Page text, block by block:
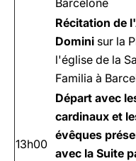
Barcelone
Récitation de
Domini sur la
l'église de la
Familia à
13h00
Départ avec
cardinaux et
évêques
avec la Suite